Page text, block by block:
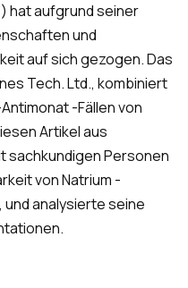
hat aufgrund seiner
und
auf sich gezogen. Das
Tech. Ltd., kombiniert
-Fällen von
Artikel aus
sachkundigen Personen
von Natrium -
und analysierte seine